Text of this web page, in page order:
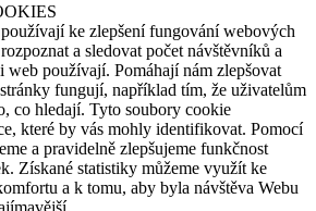
ke zlepšení fungování webových
a sledovat počet návštěvníků a
web používají. Pomáhají nám zlepšovat
fungují, například tím, že uživatelům
co hledají. Tyto soubory cookie
které by vás mohly identifikovat. Pomocí
a pravidelně zlepšujeme funkčnost
Získané statistiky můžeme využít ke
a k tomu, aby byla návštěva Webu